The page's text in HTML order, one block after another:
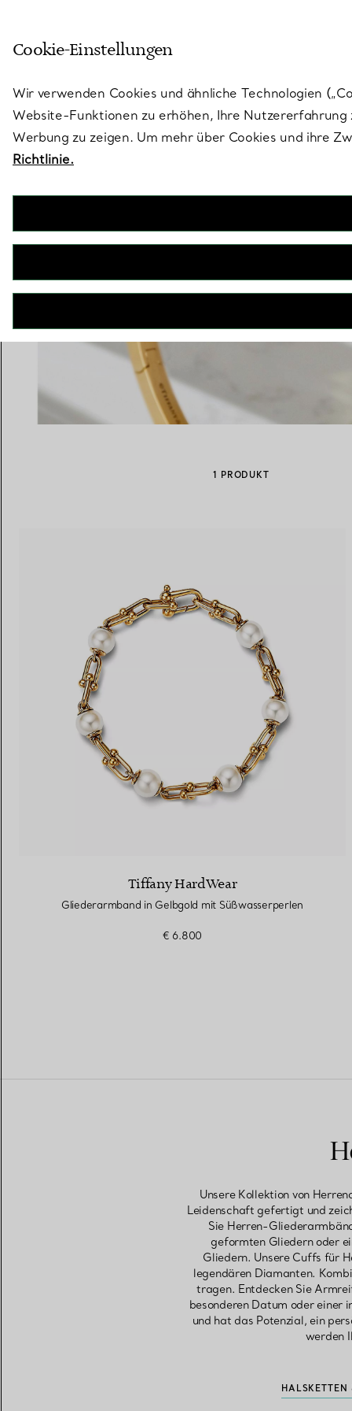
Eheringe für Damen
mit
1 PRODUKT
Tiffany HardWear
Gliederarmband in Gelbgold mit Süßwasserperlen
€ 6.800
Unsere Kollektion von
Leidenschaft gefertigt und
Sie Herren-
geformten Gliedern oder
Gliedern. Unsere Cuffs für
legendären Diamanten.
tragen. Entdecken Sie
besonderen Datum oder einer
und hat das Potenzial, ein
werden
Cookie-Einstellungen
Wir verwenden Cookies und ähnliche Technologien
Website-Funktionen zu erhöhen, Ihre
Werbung zu zeigen. Um mehr über Cookies und ihre
Richtlinie.